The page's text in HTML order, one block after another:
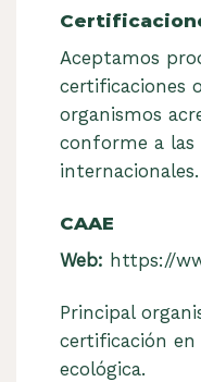
Aceptamos
certificaciones
organismos
conforme a las
internacionales.
CAAE
Web: https://
Principal
certificación
ecológica.